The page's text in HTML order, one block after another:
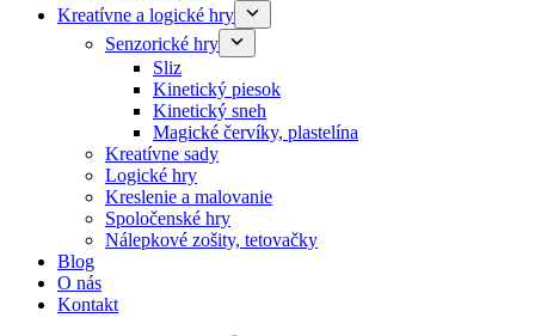
Kreatívne a logické hry
Senzorické hry
Sliz
Kinetický piesok
Kinetický sneh
Magické červíky, plastelína
Kreatívne sady
Logické hry
Kreslenie a malovanie
Spoločenské hry
Nálepkové zošity, tetovačky
Blog
O nás
Kontakt